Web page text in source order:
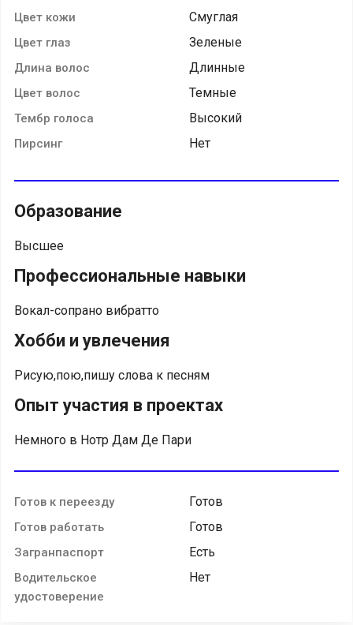
Цвет кожи Смуглая
Цвет глаз Зеленые
Длина волос Длинные
Цвет волос Темные
Тембр голоса Высокий
Пирсинг Нет
Образование
Высшее
Профессиональные навыки
Вокал-сопрано вибратто
Хобби и увлечения
Рисую,пою,пишу слова к песням
Опыт участия в проектах
Немного в Нотр Дам Де Пари
Готов к переезду Готов
Готов работать Готов
Загранпаспорт Есть
Водительское
удостоверение
Нет